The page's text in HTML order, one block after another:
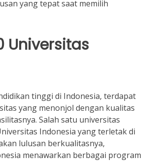
yang tepat saat memilih
Universitas
tinggi di Indonesia, terdapat
yang menonjol dengan kualitas
Salah satu universitas
Indonesia yang terletak di
lulusan berkualitasnya,
menawarkan berbagai program